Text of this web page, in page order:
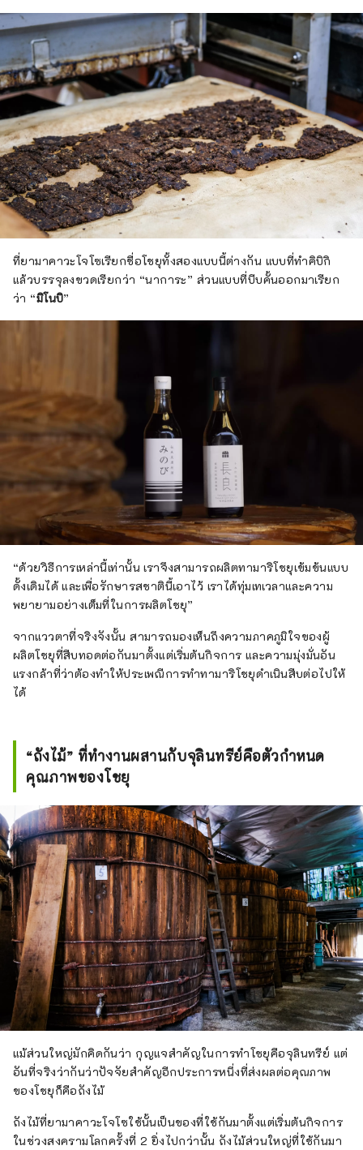
ที่ยามาคาวะโจโซเรียกชื่อโชยุทั้งสองแบบนี้ต่างกัน แบบที่ทำคิบิกิ
แล้วบรรจุลงขวดเรียกว่า “นาการะ” ส่วนแบบที่บีบคั้นออกมาเรียก
ว่า “มิโนบิ”
“ด้วยวิธีการเหล่านี้เท่านั้น เราจึงสามารถผลิตทามาริโชยุเข้มข้นแบบ
ดั้งเดิมได้ และเพื่อรักษารสชาตินี้เอาไว้ เราได้ทุ่มเทเวลาและความ
พยายามอย่างเต็มที่ในการผลิตโชยุ”
จากแววตาที่จริงจังนั้น สามารถมองเห็นถึงความภาคภูมิใจของผู้
ผลิตโชยุที่สืบทอดต่อกันมาตั้งแต่เริ่มต้นกิจการ และความมุ่งมั่นอัน
แรงกล้าที่ว่าต้องทำให้ประเพณีการทำทามาริโชยุดำเนินสืบต่อไปให้
ได้
“ถังไม้” ที่ทำงานผสานกับจุลินทรีย์คือตัวกำหนด
คุณภาพของโชยุ
แม้ส่วนใหญ่มักคิดกันว่า กุญแจสำคัญในการทำโชยุคือจุลินทรีย์ แต่
อันที่จริงว่ากันว่าปัจจัยสำคัญอีกประการหนึ่งที่ส่งผลต่อคุณภาพ
ของโชยุก็คือถังไม้
ถังไม้ที่ยามาคาวะโจโซใช้นั้นเป็นของที่ใช้กันมาตั้งแต่เริ่มต้นกิจการ
ในช่วงสงครามโลกครั้งที่ 2 ยิ่งไปกว่านั้น ถังไม้ส่วนใหญ่ที่ใช้กันมา